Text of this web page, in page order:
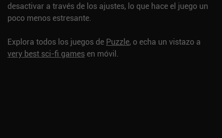
desactivar a través de los ajustes, lo que hace el juego un
poco menos estresante.
Explora todos los juegos de Puzzle, o echa un vistazo a
very best sci-fi games en móvil.